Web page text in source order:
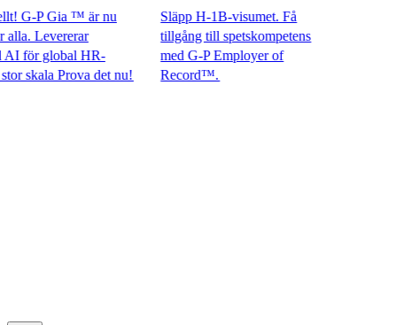
P Gia ™ är nu
Levererar
global HR-
Prova det nu!​​
Släpp H-1B-visumet. Få
tillgång till spetskompetens
med G-P Employer of
Record™.​​